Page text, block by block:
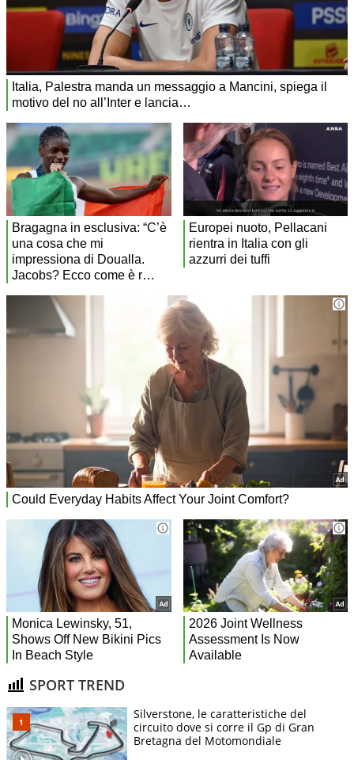
SPORT TREND
Silverstone, le caratteristiche del
circuito dove si corre il Gp di Gran
Bretagna del Motomondiale